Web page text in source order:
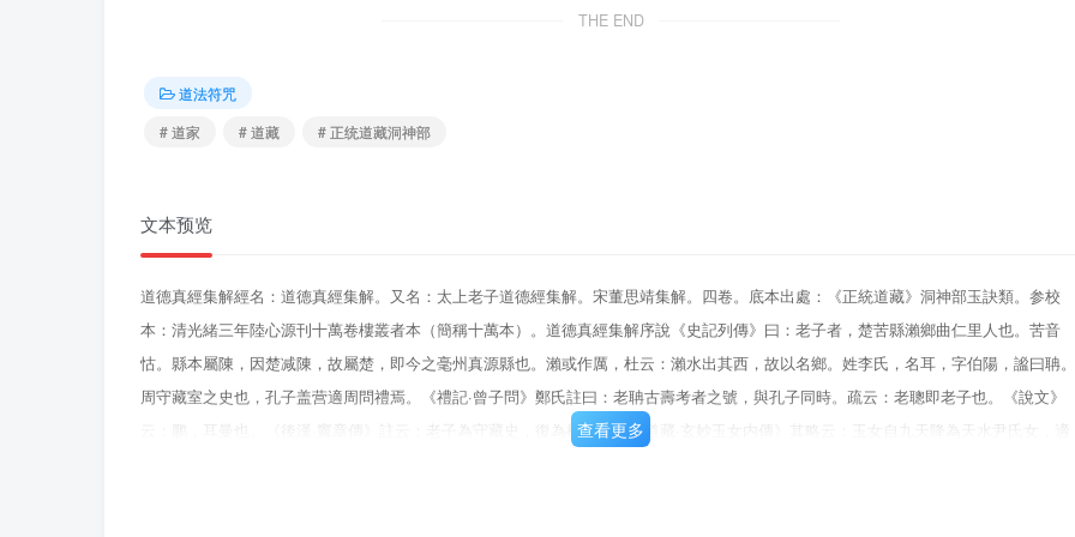
THE END
道法符咒
# 道家
# 道藏 # 正统道藏洞神部
文本预览
道德真經集解經名：道德真經集解。又名：太上老子道德經集解。宋董思靖集解。四卷。底本出處：《正統道藏》洞神部玉訣類。参校
本：清光緒三年陸心源刊十萬卷樓叢者本（簡稱十萬本）。道德真經集解序說《史記列傳》曰：老子者，楚苦縣瀨鄉曲仁里人也。苦音
怙。縣本屬陳，因楚减陳，故屬楚，即今之毫州真源縣也。瀨或作厲，杜云：瀨水出其西，故以名鄉。姓李氏，名耳，字伯陽，謐曰聃。
周守藏室之史也，孔子盖营適周問禮焉。《禮記·曾子問》鄭氏註曰：老聃古壽考者之號，與孔子同時。疏云：老聰即老子也。《說文》
云：鹏，耳曼也。《後漢·竇章傳》註云：老子為守藏史，復為柱下史。《道藏·玄妙玉女内傳》其略云：玉女自九天降為天水尹氏女，適
查看更多